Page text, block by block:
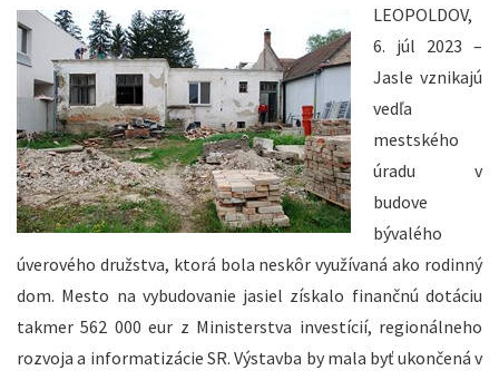
LEOPOLDOV,
6. júl 2023 –
Jasle vznikajú
vedľa
mestského
úradu v
budove
bývalého
úverového družstva, ktorá bola neskôr využívaná ako rodinný
dom. Mesto na vybudovanie jasiel získalo finančnú dotáciu
takmer 562 000 eur z Ministerstva investícií, regionálneho
rozvoja a informatizácie SR. Výstavba by mala byť ukončená v